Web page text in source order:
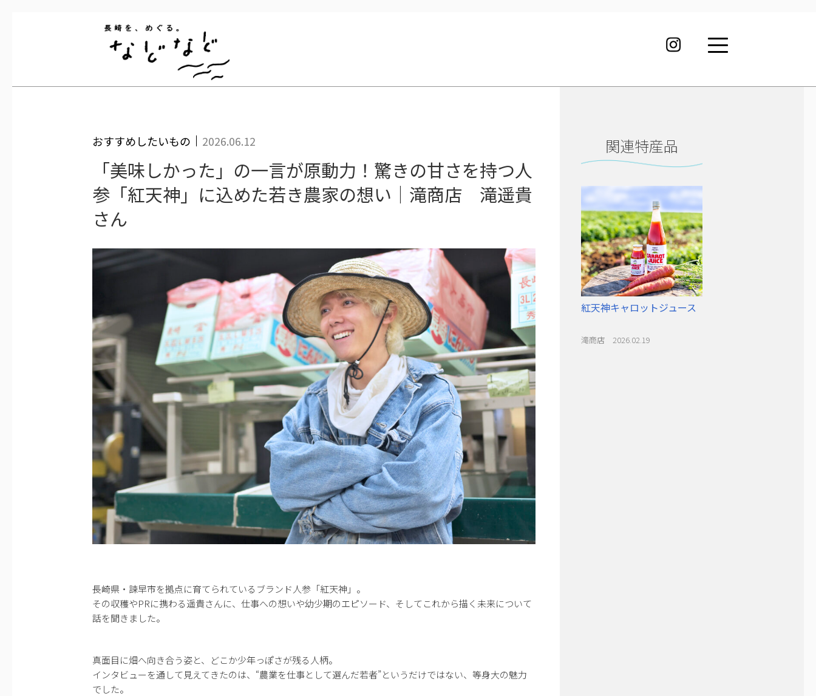
おすすめしたいもの 2026.06.12
「美味しかった」の一言が原動力！驚きの甘さを持つ人
参「紅天神」に込めた若き農家の想い｜滝商店 滝遥貴
さん
長崎県・諫早市を拠点に育てられているブランド人参「紅天神」。
その収穫やPRに携わる遥貴さんに、仕事への想いや幼少期のエピソード、そしてこれから描く未来について
話を聞きました。
真面目に畑へ向き合う姿と、どこか少年っぽさが残る人柄。
インタビューを通して見えてきたのは、“農業を仕事として選んだ若者”というだけではない、等身大の魅力
でした。
関連特産品
紅天神キャロットジュース
滝商店 2026.02.19